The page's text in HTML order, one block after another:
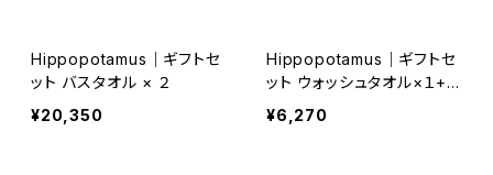
Hippopotamus｜ギフトセ
ット バスタオル × ２
¥20,350
Hippopotamus｜ギフトセ
ット ウォッシュタオル×１+チ
ーフタオル×２
¥6,270